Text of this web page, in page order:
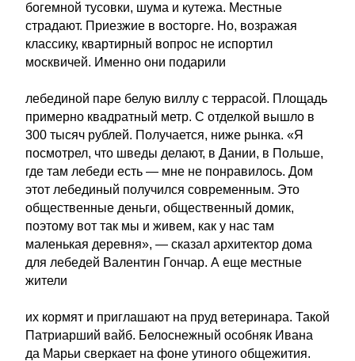
богемной тусовки, шума и кутежа. Местные
страдают. Приезжие в восторге. Но, возражая
классику, квартирный вопрос не испортил
москвичей. Именно они подарили
лебединой паре белую виллу с террасой. Площадь
примерно квадратный метр. С отделкой вышло в
300 тысяч рублей. Получается, ниже рынка. «Я
посмотрел, что шведы делают, в Дании, в Польше,
где там лебеди есть — мне не понравилось. Дом
этот лебединый получился современным. Это
общественные деньги, общественный домик,
поэтому вот так мы и живем, как у нас там
маленькая деревня», — сказал архитектор дома
для лебедей Валентин Гончар. А еще местные
жители
их кормят и приглашают на пруд ветеринара. Такой
Патриарший вайб. Белоснежный особняк Ивана
да Марьи сверкает на фоне утиного общежития.